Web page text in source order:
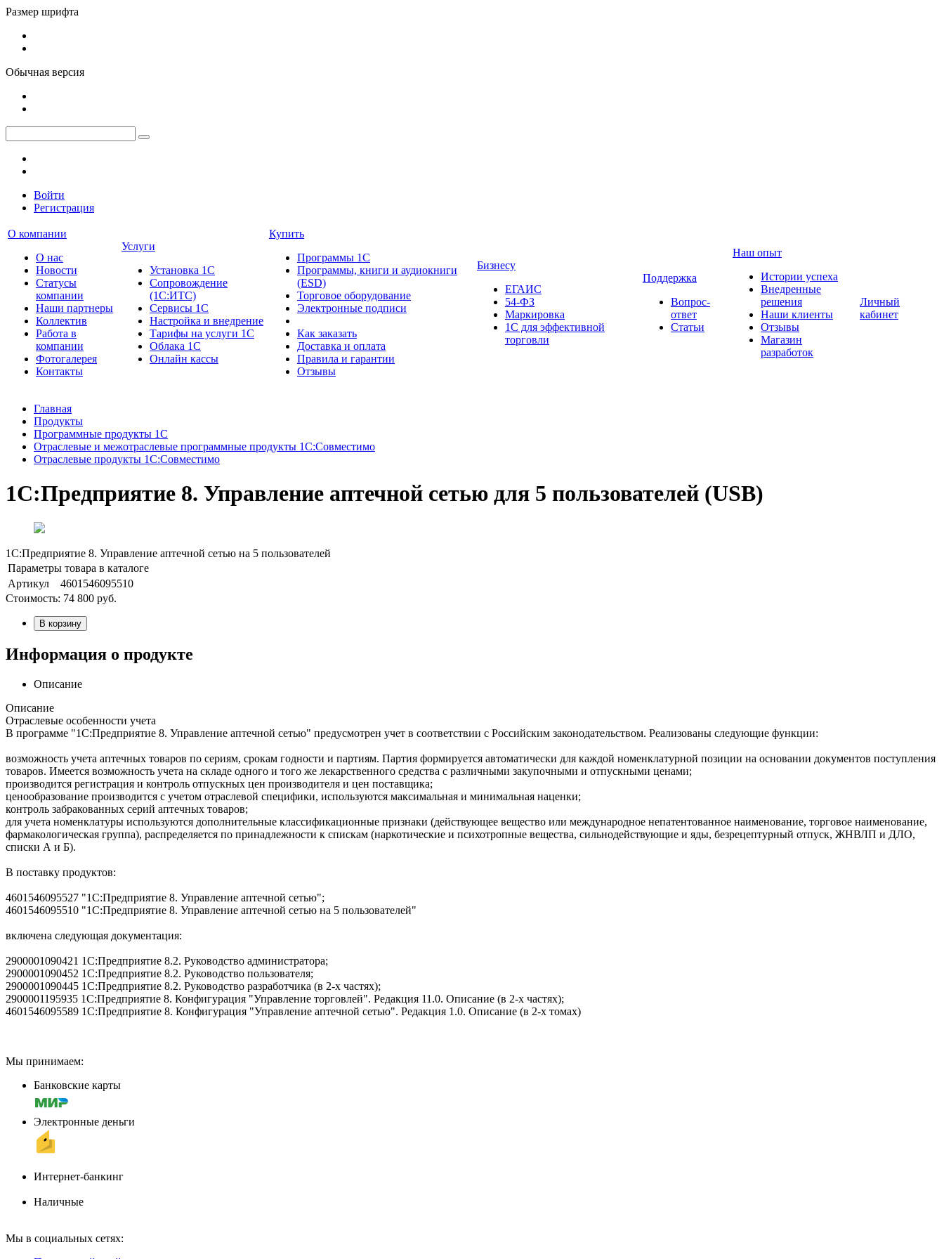
Размер шрифта
Обычная версия
Войти
Регистрация
О компании
О нас
Новости
Cтатусы
компании
Наши партнеры
Коллектив
Работа в
компании
Фотогалерея
Контакты
Услуги
Установка 1С
Сопровождение
(1С:ИТС)
Сервисы 1С
Настройка и внедрение
Тарифы на услуги 1С
Облака 1С
Онлайн кассы
Купить
Программы 1С
Программы, книги и аудиокниги
(ESD)
Торговое оборудование
Электронные подписи
Как заказать
Доставка и оплата
Правила и гарантии
Отзывы
Бизнесу
ЕГАИС
54-ФЗ
Маркировка
1С для эффективной
торговли
Поддержка
Вопрос-
ответ
Статьи
Наш опыт
Истории успеха
Внедренные
решения
Наши клиенты
Отзывы
Магазин
разработок
Личный
кабинет
Главная
Продукты
Программные продукты 1С
Отраслевые и межотраслевые программные продукты 1С:Совместимо
Отраслевые продукты 1С:Совместимо
1С:Предприятие 8. Управление аптечной сетью для 5 пользователей (USB)
1С:Предприятие 8. Управление аптечной сетью на 5 пользователей
Параметры товара в каталоге
Артикул
4601546095510
Стоимость: 74 800 руб.
В корзину
Информация о продукте
Описание
Описание
Отраслевые особенности учета
В программе "1С:Предприятие 8. Управление аптечной сетью" предусмотрен учет в соответствии с Российским законодательством. Реализованы следующие функции:
возможность учета аптечных товаров по сериям, срокам годности и партиям. Партия формируется автоматически для каждой номенклатурной позиции на основании документов поступления
товаров. Имеется возможность учета на складе одного и того же лекарственного средства с различными закупочными и отпускными ценами;
производится регистрация и контроль отпускных цен производителя и цен поставщика;
ценообразование производится с учетом отраслевой специфики, используются максимальная и минимальная наценки;
контроль забракованных серий аптечных товаров;
для учета номенклатуры используются дополнительные классификационные признаки (действующее вещество или международное непатентованное наименование, торговое наименование,
фармакологическая группа), распределяется по принадлежности к спискам (наркотические и психотропные вещества, сильнодействующие и яды, безрецептурный отпуск, ЖНВЛП и ДЛО,
списки А и Б).
В поставку продуктов:
4601546095527 "1С:Предприятие 8. Управление аптечной сетью";
4601546095510 "1С:Предприятие 8. Управление аптечной сетью на 5 пользователей"
включена следующая документация:
2900001090421 1С:Предприятие 8.2. Руководство администратора;
2900001090452 1С:Предприятие 8.2. Руководство пользователя;
2900001090445 1С:Предприятие 8.2. Руководство разработчика (в 2-х частях);
2900001195935 1С:Предприятие 8. Конфигурация "Управление торговлей". Редакция 11.0. Описание (в 2-х частях);
4601546095589 1С:Предприятие 8. Конфигурация "Управление аптечной сетью". Редакция 1.0. Описание (в 2-х томах)
Мы принимаем:
Банковские карты
Электронные деньги
Интернет-банкинг
Наличные
Мы в социальных сетях: